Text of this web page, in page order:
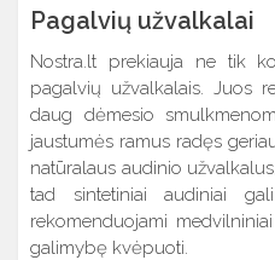
Pagalvių užvalkalai
Nostra.lt prekiauja ne tik
pagalvių užvalkalais. Juos
daug dėmesio
jaustumės ramus radęs
natūralaus audinio
tad sintetiniai audiniai
rekomenduojami
galimybę kvėpuoti.